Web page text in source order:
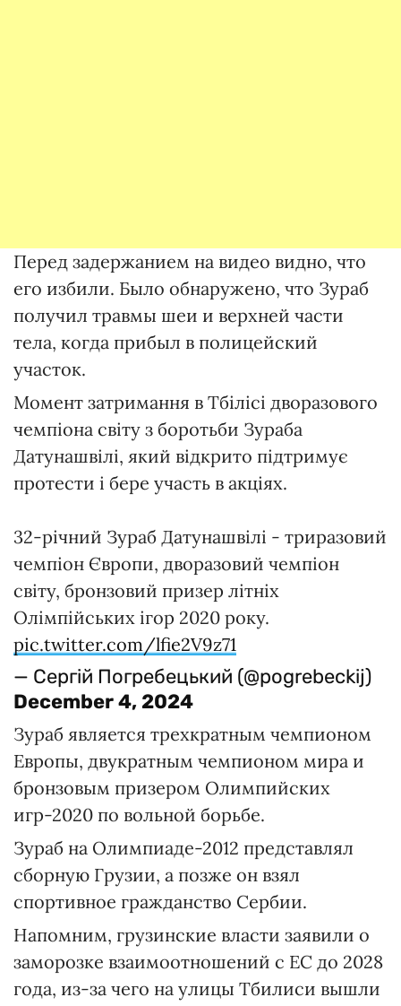
Перед задержанием на видео видно, что
его избили. Было обнаружено, что Зураб
получил травмы шеи и верхней части
тела, когда прибыл в полицейский
участок.
Момент затримання в Тбілісі дворазового
чемпіона світу з боротьби Зураба
Датунашвілі, який відкрито підтримує
протести і бере участь в акціях.
32-річний Зураб Датунашвілі - триразовий
чемпіон Європи, дворазовий чемпіон
світу, бронзовий призер літніх
Олімпійських ігор 2020 року.
pic.twitter.com/lfie2V9z71
— Сергій Погребецький (@pogrebeckij)
December 4, 2024
Зураб является трехкратным чемпионом
Европы, двукратным чемпионом мира и
бронзовым призером Олимпийских
игр-2020 по вольной борьбе.
Зураб на Олимпиаде-2012 представлял
сборную Грузии, а позже он взял
спортивное гражданство Сербии.
Напомним, грузинские власти заявили о
заморозке взаимоотношений с ЕС до 2028
года, из-за чего на улицы Тбилиси вышли